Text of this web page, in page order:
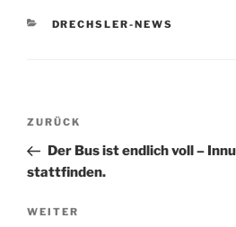
KATEGORIEN
DRECHSLER-NEWS
Beitragsnavigation
Vorheriger
Beitrag
ZURÜCK
Der Bus ist endlich voll –
stattfinden.
Nächster
WEITER